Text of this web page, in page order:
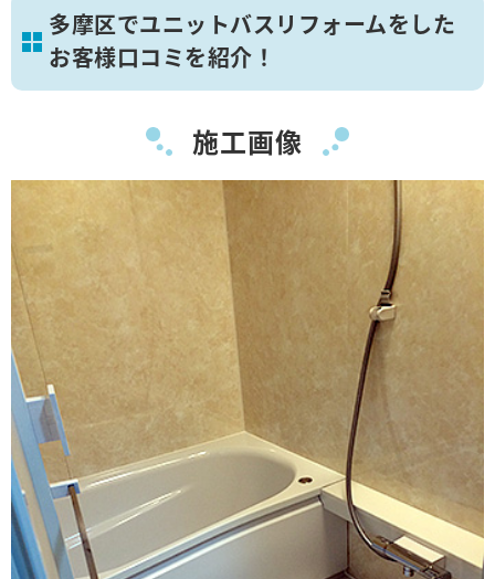
多摩区でユニットバスリフォームをした
お客様口コミを紹介！
施工画像